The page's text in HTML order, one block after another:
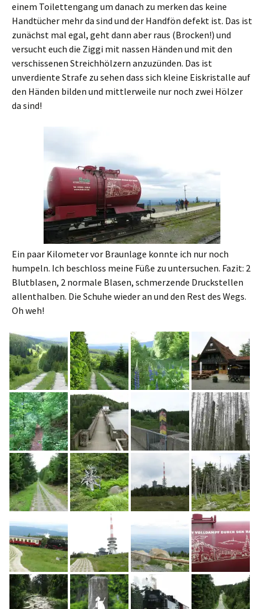
einem Toilettengang um danach zu merken das keine
Handtücher mehr da sind und der Handfön defekt ist. Das ist
zunächst mal egal, geht dann aber raus (Brocken!) und
versucht euch die Ziggi mit nassen Händen und mit den
verschissenen Streichhölzern anzuzünden. Das ist
unverdiente Strafe zu sehen dass sich kleine Eiskristalle auf
den Händen bilden und mittlerweile nur noch zwei Hölzer
da sind!
Ein paar Kilometer vor Braunlage konnte ich nur noch
humpeln. Ich beschloss meine Füße zu untersuchen. Fazit: 2
Blutblasen, 2 normale Blasen, schmerzende Druckstellen
allenthalben. Die Schuhe wieder an und den Rest des Wegs.
Oh weh!